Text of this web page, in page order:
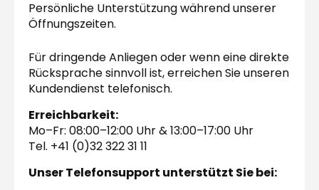
Persönliche Unterstützung während unserer
Öffnungszeiten.
Für dringende Anliegen oder wenn eine direkte
Rücksprache sinnvoll ist, erreichen Sie unseren
Kundendienst telefonisch.
Erreichbarkeit:
Mo–Fr: 08:00–12:00 Uhr & 13:00–17:00 Uhr
Tel. +41 (0)32 322 31 11
Unser Telefonsupport unterstützt Sie bei: